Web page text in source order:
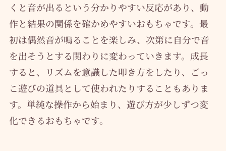
くと音が出るという分かりやすい反応があり、動
作と結果の関係を確かめやすいおもちゃです。最
初は偶然音が鳴ることを楽しみ、次第に自分で音
を出そうとする関わりに変わっていきます。成長
すると、リズムを意識した叩き方をしたり、ごっ
こ遊びの道具として使われたりすることもありま
す。単純な操作から始まり、遊び方が少しずつ変
化できるおもちゃです。